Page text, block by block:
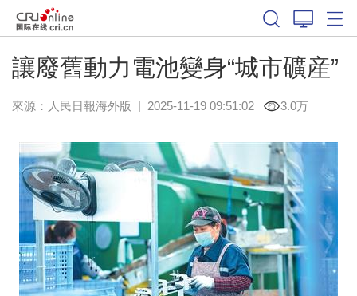
讓廢舊動力電池變身“城市礦産”
來源： 人民日報海外版 | 2025-11-19 09:51:02 3.0万